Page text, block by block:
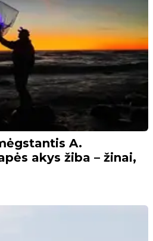
A.
akys žiba – žinai,